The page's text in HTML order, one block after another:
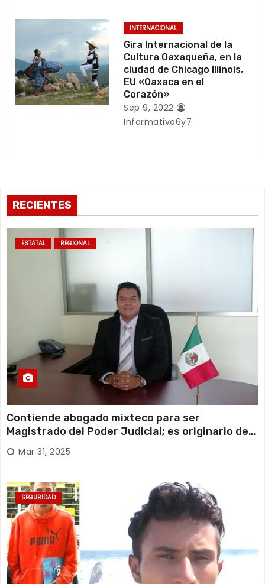
r
a
d
INTERNACIONAL
Gira Internacional de la
Cultura Oaxaqueña, en la
ciudad de Chicago Illinois,
EU «Oaxaca en el
Corazón»
Sep 9, 2022
Informativo6y7
RECIENTES
ESTATAL REGIONAL
Contiende abogado mixteco para ser
Magistrado del Poder Judicial; es originario de
Huajuapan de León
Mar 31, 2025
SEGURIDAD